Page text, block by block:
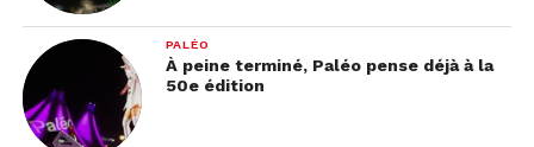
PALÉO
À peine terminé, Paléo pense déjà à la
50e édition